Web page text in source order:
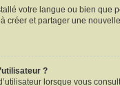
votre langue ou bien
créer et partager une
?
lorsque vous